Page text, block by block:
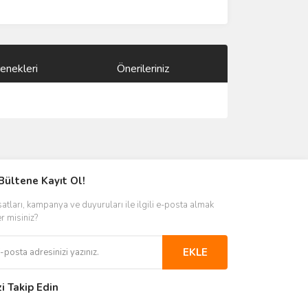
Önerileriniz
Kayıt Ol!
kampanya ve duyuruları ile ilgili e-posta almak
misiniz?
EKLE
Takip Edin